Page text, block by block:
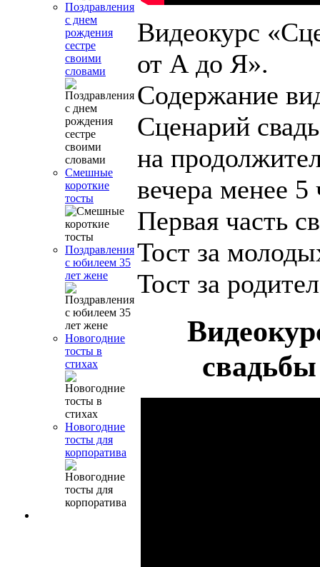
Поздравления
с днем
рождения
сестре
своими
словами
Смешные
короткие
тосты
Поздравления
с юбилеем 35
лет жене
Новогодние
тосты в
стихах
Новогодние
тосты для
корпоратива
Видеокурс
от А до Я».
Содержание
Сценарий
на
вечера менее 5
Первая часть
Тост за
Тост за